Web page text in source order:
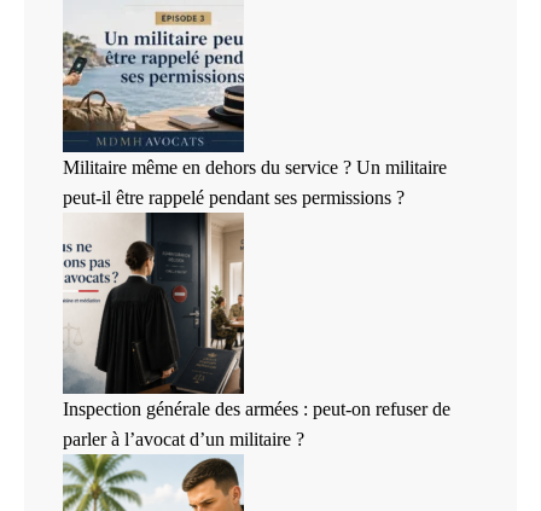
Militaire même en dehors du service ? Un militaire
peut-il être rappelé pendant ses permissions ?
Inspection générale des armées : peut-on refuser de
parler à l’avocat d’un militaire ?